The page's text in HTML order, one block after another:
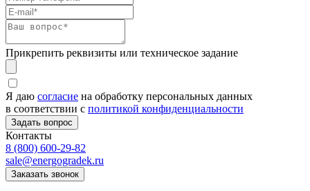
Прикрепить реквизиты или техническое задание
Я даю согласие на обработку персональных данных
в соответствии с политикой конфиденциальности
Контакты
8 (800) 600-29-82
sale@energogradek.ru